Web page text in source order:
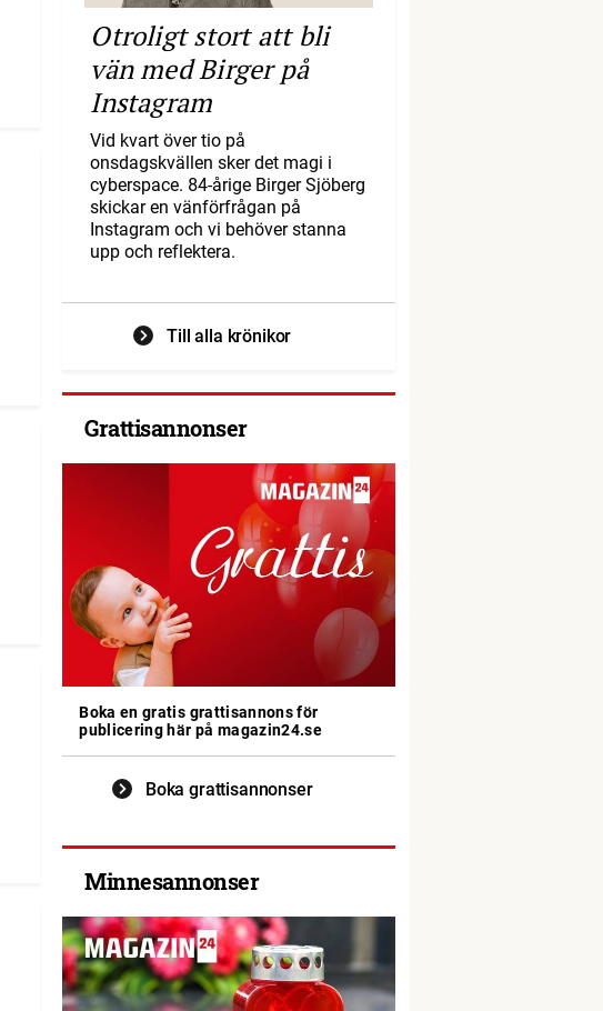
Otroligt stort att bli
vän med Birger på
Instagram
Vid kvart över tio på
onsdagskvällen sker det magi i
cyberspace. 84-årige Birger Sjöberg
skickar en vänförfrågan på
Instagram och vi behöver stanna
upp och reflektera.
Till alla krönikor
Grattisannonser
Boka en gratis grattisannons för
publicering här på magazin24.se
Boka grattisannonser
Minnesannonser